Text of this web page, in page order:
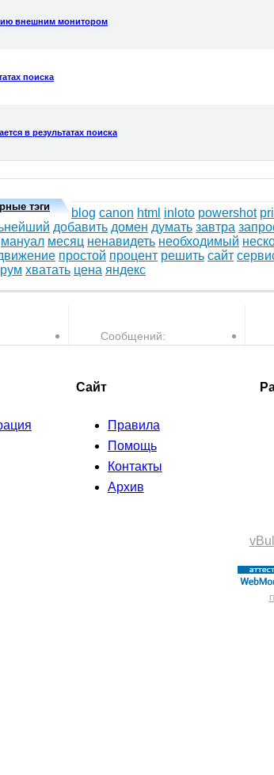
внешним монитором
поиска
в результатах поиска
тэги blog canon html inloto powershot
добавить домен думать завтра
мануал месяц ненавидеть необходимый
простой процент решить сайт
хватать цена яндекс
Сообщений:
Сайт
Правила
Помощь
Контакты
Архив